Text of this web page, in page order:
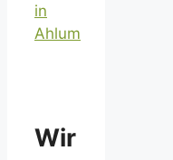
in
Ahlum
Wir